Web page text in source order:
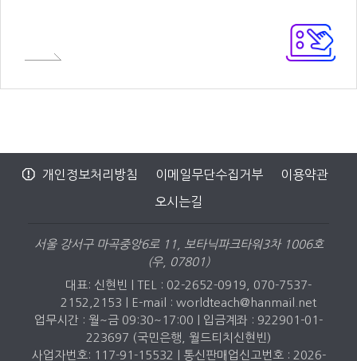
개인정보처리방침 이메일무단수집거부 이용약관
오시는길
서울 강서구 마곡중앙6로 11, 보타닉파크타워3차 1006호
(우, 07801)
대표: 신현빈 | TEL : 02-2652-0919, 070-7537-
2152,2153 |
E-mail : worldteach@hanmail.net
업무시간 : 월~금 09:30~17:00 | 입금계좌 : 922901-01-
223697 (국민은행, 월드티치신현빈)
사업자번호: 117-91-15532 | 통신판매업신고번호 : 2026-